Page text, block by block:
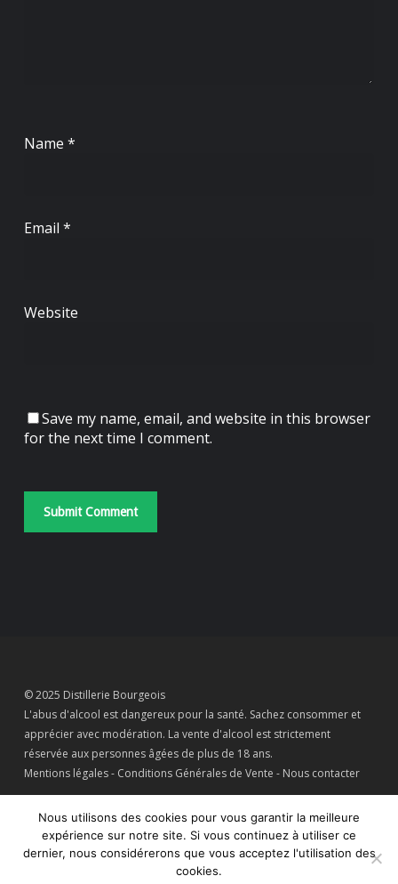
Name *
Email *
Website
Save my name, email, and website in this browser
for the next time I comment.
© 2025 Distillerie Bourgeois
L'abus d'alcool est dangereux pour la santé. Sachez consommer et
apprécier avec modération. La vente d'alcool est strictement
réservée aux personnes âgées de plus de 18 ans.
Mentions légales- Conditions Générales de Vente - Nous contacter
Connaissez-vous leGîte de la Distillerie ?
Nous utilisons des cookies pour vous garantir la meilleure
expérience sur notre site. Si vous continuez à utiliser ce
dernier, nous considérerons que vous acceptez l'utilisation des
cookies.